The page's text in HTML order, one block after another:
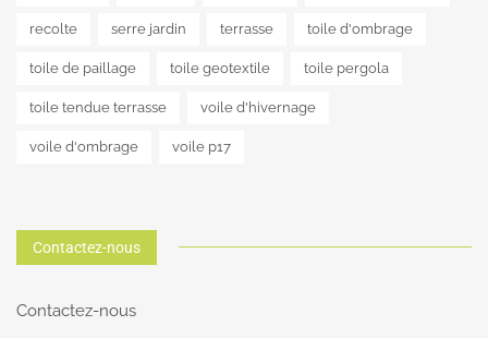
recolte serre jardin terrasse toile d'ombrage
toile de paillage toile geotextile toile pergola
toile tendue terrasse voile d'hivernage
voile d'ombrage voile p17
Contactez-nous
Contactez-nous